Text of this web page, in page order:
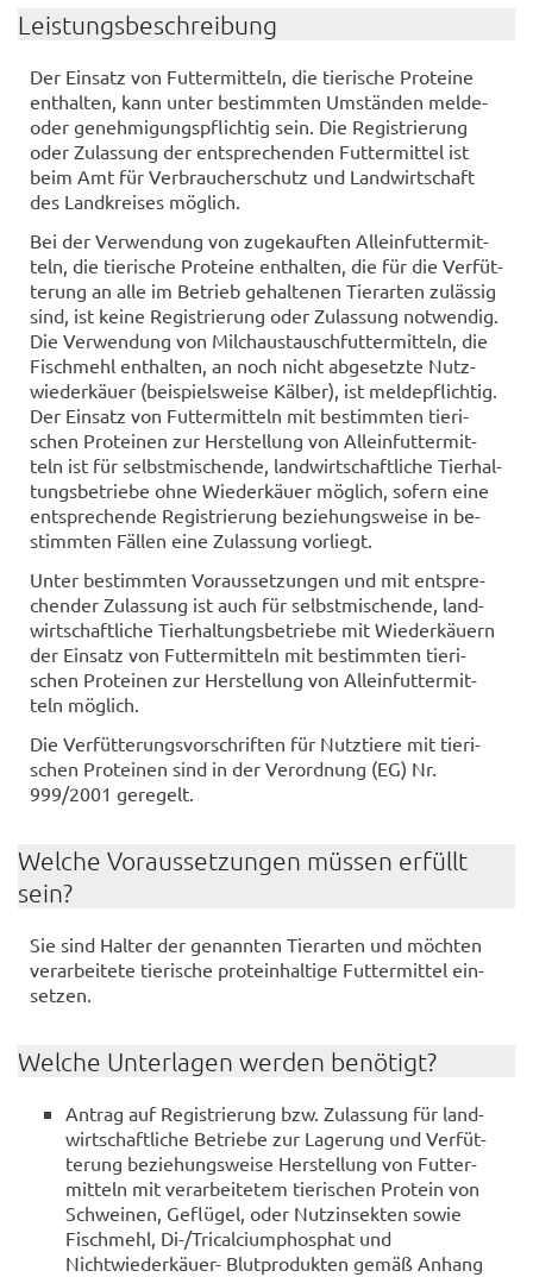
Leis­tungs­be­schrei­bung
Der Ein­satz von Fut­ter­mit­teln, die tie­ri­sche Pro­te­ine
ent­hal­ten, kann unter be­stimm­ten Um­stän­den melde-​
oder ge­neh­mi­gungs­pflich­tig sein. Die Re­gis­trie­rung
oder Zu­las­sung der ent­spre­chen­den Fut­ter­mit­tel ist
beim Amt für Ver­brau­cher­schutz und Land­wirt­schaft
des Land­krei­ses mög­lich.
Bei der Ver­wen­dung von zu­ge­kauf­ten Al­lein­fut­ter­mit­
teln, die tie­ri­sche Pro­te­ine ent­hal­ten, die für die Ver­füt­
te­rung an alle im Be­trieb ge­hal­te­nen Tier­ar­ten zu­läs­sig
sind, ist keine Re­gis­trie­rung oder Zu­las­sung not­wen­dig.
Die Ver­wen­dung von Milchaus­tausch­fut­ter­mit­teln, die
Fisch­mehl ent­hal­ten, an noch nicht ab­ge­setz­te Nut­z­
wie­der­käu­er (bei­spiels­wei­se Käl­ber), ist mel­de­pflich­tig.
Der Ein­satz von Fut­ter­mit­teln mit be­stimm­ten tie­ri­
schen Pro­te­inen zur Her­stel­lung von Al­lein­fut­ter­mit­
teln ist für selbst­mi­schen­de, land­wirt­schaft­li­che Tier­hal­
tungs­be­trie­be ohne Wie­der­käu­er mög­lich, so­fern eine
ent­spre­chen­de Re­gis­trie­rung be­zie­hungs­wei­se in be­
stimm­ten Fäl­len eine Zu­las­sung vor­liegt.
Unter be­stimm­ten Vor­aus­set­zun­gen und mit ent­spre­
chen­der Zu­las­sung ist auch für selbst­mi­schen­de, land­
wirt­schaft­li­che Tier­hal­tungs­be­trie­be mit Wie­der­käu­ern
der Ein­satz von Fut­ter­mit­teln mit be­stimm­ten tie­ri­
schen Pro­te­inen zur Her­stel­lung von Al­lein­fut­ter­mit­
teln mög­lich.
Die Ver­füt­te­rungs­vor­schrif­ten für Nutz­tie­re mit tie­ri­
schen Pro­te­inen sind in der Ver­ord­nung (EG) Nr.
999/2001 ge­re­gelt.
Wel­che Vor­aus­set­zun­gen müs­sen er­füllt
sein?
Sie sind Hal­ter der ge­nann­ten Tier­ar­ten und möch­ten
ver­ar­bei­te­te tie­ri­sche pro­te­in­hal­ti­ge Fut­ter­mit­tel ein­
set­zen.
Wel­che Un­ter­la­gen wer­den be­nö­tigt?
An­trag auf Re­gis­trie­rung bzw. Zu­las­sung für land­
wirt­schaft­li­che Be­trie­be zur La­ge­rung und Ver­füt­
te­rung be­zie­hungs­wei­se Her­stel­lung von Fut­ter­
mit­teln mit ver­ar­bei­te­tem tie­ri­schen Pro­te­in von
Schwei­nen, Ge­flü­gel, oder Nut­zin­sek­ten sowie
Fisch­mehl, Di-/Tri­cal­ci­um­phos­phat und
Nichtwiederkäuer-​ Blut­pro­duk­ten gemäß An­hang